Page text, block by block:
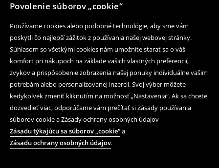
Povolenie súborov „cookie“
Používame cookies alebo podobné technológie, aby sme vám
poskytli čo najlepší zážitok z používania našej webovej stránky.
Súhlasom so všetkými cookies nám umožníte starať sa o váš
komfort pri nákupoch na základe vašich vlastných preferencií,
zvykov a prispôsobenie zobrazenia našej ponuky individuálne vašim
potrebám alebo personalizovanej inzercii. Svoj výber môžete
kedykoľvek zmeniť kliknutím na možnosť „Nastavenia“. Ak sa chcete
dozvedieť viac, odporúčame vám prečítať si Zásady používania
súborov cookie a Zásady ochrany osobných údajov
Zásadu týkajúcu sa súborov „cookie“a
Zásadu ochrany osobných údajov.
Následujte nás
Pomoc a kontakt
Nákup produktov on-line
Obchodné podmienky a ochrana osobných údajov
Právne záležitosti